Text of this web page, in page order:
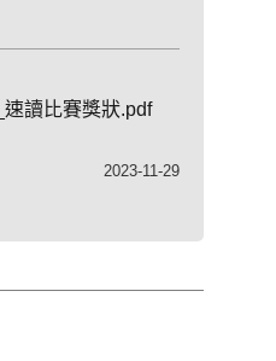
讀比賽獎狀.pdf
2023-11-29